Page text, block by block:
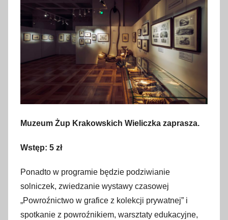
4
Muzeum Żup Krakowskich Wieliczka zaprasza.
Wstęp: 5 zł
Ponadto w programie będzie podziwianie
solniczek, zwiedzanie wystawy czasowej
„Powroźnictwo w grafice z kolekcji prywatnej” i
spotkanie z powroźnikiem, warsztaty edukacyjne,